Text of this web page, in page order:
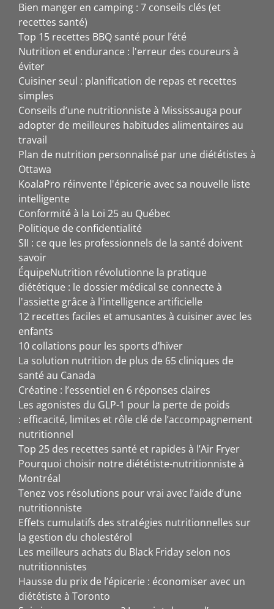
Bien manger en camping : 7 conseils clés (et
recettes santé)
Top 15 recettes BBQ santé pour l’été
Nutrition et endurance : l'erreur des coureurs à
éviter
Cuisiner seul : planification de repas et recettes
simples
Conseils d’une nutritionniste à Mississauga pour
adopter de meilleures habitudes alimentaires au
travail
Plan de nutrition personnalisé par une diététistes à
Ottawa
KoalaPro réinvente l'épicerie avec sa nouvelle liste
intelligente
Conformité à la Loi 25 au Québec
Politique de confidentialité
SII : ce que les professionnels de la santé doivent
savoir
ÉquipeNutrition révolutionne la pratique
diététique : le dossier médical se connecte à
l'assiette grâce à l'intelligence artificielle
12 recettes faciles et amusantes à cuisiner avec les
enfants
10 collations pour les sports d’hiver
La solution nutrition de plus de 65 cliniques de
santé au Canada
Créatine : l’essentiel en 6 réponses claires
Les agonistes du GLP-1 pour la perte de poids
: efficacité, limites et rôle clé de l’accompagnement
nutritionnel
Top 25 des recettes santé et rapides à l’Air Fryer
Pourquoi choisir notre diététiste-nutritionniste à
Montréal
Tenez vos résolutions pour vrai avec l’aide d’une
nutritionniste
Effets cumulatifs des stratégies nutritionnelles sur
la gestion du cholestérol
Les meilleurs achats du Black Friday selon nos
nutritionnistes
Hausse du prix de l’épicerie : économiser avec un
diététiste à Toronto